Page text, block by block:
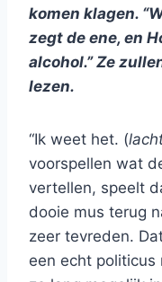
komen klagen.
zegt de ene, en
alcohol.” Ze
lezen.
“Ik weet het. (
voorspellen wat
vertellen, speelt
dooie mus terug
zeer tevreden.
een echt